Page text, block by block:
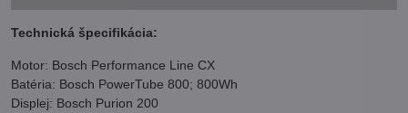
Technická špecifikácia:
Motor: Bosch Performance Line CX
Batéria: Bosch PowerTube 800; 800Wh
Displej: Bosch Purion 200